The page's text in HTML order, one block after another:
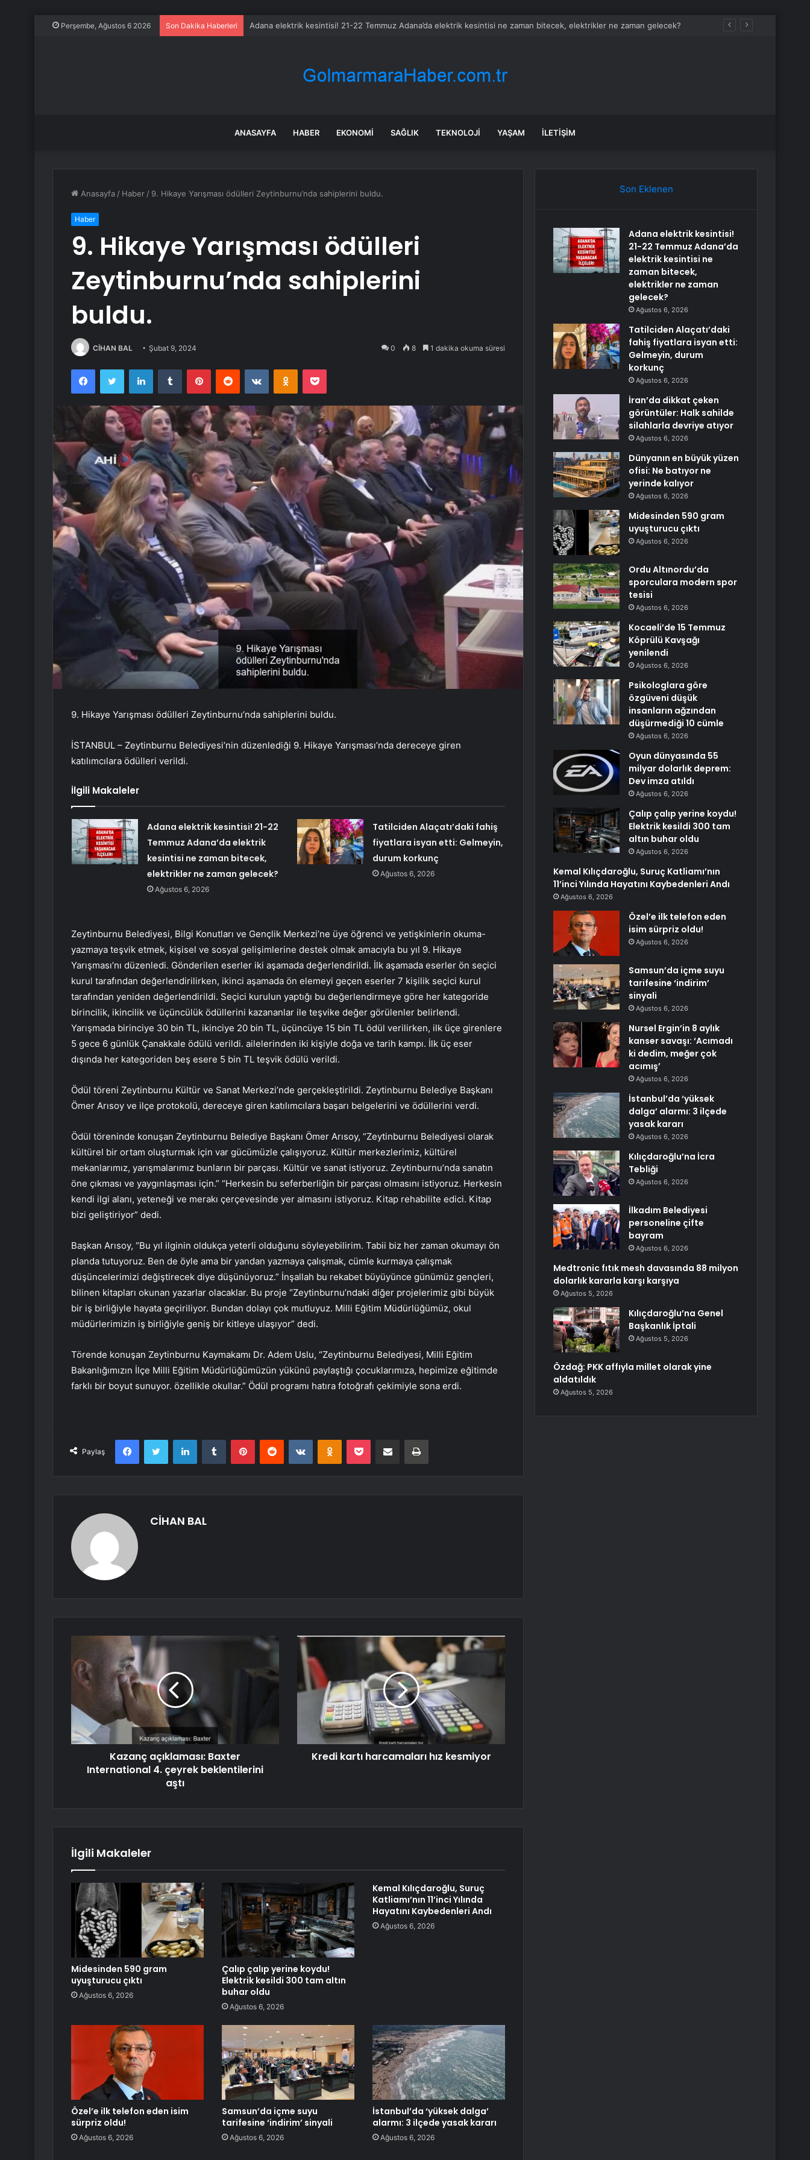
Perşembe, Ağustos 6 2026 Son Dakika Haberleri Adana elektrik kesintisi! 21-22 Temmuz Adana’da elektrik kesintisi ne zaman bitecek, elektrikler ne zaman gelecek?
ANASAYFA HABER EKONOMI SAĞLIK TEKNOLOJI YAŞAM İLETIŞIM
Anasayfa / Haber / 9. Hikaye Yarışması ödülleri Zeytinburnu’nda sahiplerini buldu.
Haber
9. Hikaye Yarışması ödülleri
Zeytinburnu’nda sahiplerini
buldu.
CİHAN BAL Şubat 9, 2024 0 8 1 dakika okuma süresi
FacebookTwitter LinkedInTumblr PinterestReddit VKontakteOdnoklassniki
Pocket
9. Hikaye Yarışması ödülleri Zeytinburnu’nda sahiplerini buldu.
İSTANBUL – Zeytinburnu Belediyesi’nin düzenlediği 9. Hikaye Yarışması’nda dereceye giren
katılımcılara ödülleri verildi.
İlgili Makaleler
Adana elektrik kesintisi! 21-22
Temmuz Adana’da elektrik
kesintisi ne zaman bitecek,
elektrikler ne zaman gelecek?
Ağustos 6, 2026
Tatilciden Alaçatı’daki fahiş
fiyatlara isyan etti: Gelmeyin,
durum korkunç
Ağustos 6, 2026
Zeytinburnu Belediyesi, Bilgi Konutları ve Gençlik Merkezi’ne üye öğrenci ve yetişkinlerin okuma-
yazmaya teşvik etmek, kişisel ve sosyal gelişimlerine destek olmak amacıyla bu yıl 9. Hikaye
Yarışması’nı düzenledi. Gönderilen eserler iki aşamada değerlendirildi. İlk aşamada eserler ön seçici
kurul tarafından değerlendirilirken, ikinci aşamada ön elemeyi geçen eserler 7 kişilik seçici kurul
tarafından yeniden değerlendirildi. Seçici kurulun yaptığı bu değerlendirmeye göre her kategoride
birincilik, ikincilik ve üçüncülük ödüllerini kazananlar ile teşvike değer görülenler belirlendi.
Yarışmada birinciye 30 bin TL, ikinciye 20 bin TL, üçüncüye 15 bin TL ödül verilirken, ilk üçe girenlere
5 gece 6 günlük Çanakkale ödülü verildi. ailelerinden iki kişiyle doğa ve tarih kampı. İlk üç eser
dışında her kategoriden beş esere 5 bin TL teşvik ödülü verildi.
Ödül töreni Zeytinburnu Kültür ve Sanat Merkezi’nde gerçekleştirildi. Zeytinburnu Belediye Başkanı
Ömer Arısoy ve ilçe protokolü, dereceye giren katılımcılara başarı belgelerini ve ödüllerini verdi.
Ödül töreninde konuşan Zeytinburnu Belediye Başkanı Ömer Arısoy, “Zeytinburnu Belediyesi olarak
kültürel bir ortam oluşturmak için var gücümüzle çalışıyoruz. Kültür merkezlerimiz, kültürel
mekanlarımız, yarışmalarımız bunların bir parçası. Kültür ve sanat istiyoruz. Zeytinburnu’nda sanatın
öne çıkması ve yaygınlaşması için.” “Herkesin bu seferberliğin bir parçası olmasını istiyoruz. Herkesin
kendi ilgi alanı, yeteneği ve merakı çerçevesinde yer almasını istiyoruz. Kitap rehabilite edici. Kitap
bizi geliştiriyor” dedi.
Başkan Arısoy, “Bu yıl ilginin oldukça yeterli olduğunu söyleyebilirim. Tabii biz her zaman okumayı ön
planda tutuyoruz. Ben de öyle ama bir yandan yazmaya çalışmak, cümle kurmaya çalışmak
düşüncelerimizi değiştirecek diye düşünüyoruz.” İnşallah bu rekabet büyüyünce günümüz gençleri,
bilinen kitapları okunan yazarlar olacaklar. Bu proje “Zeytinburnu’ndaki diğer projelerimiz gibi büyük
bir iş birliğiyle hayata geçiriliyor. Bundan dolayı çok mutluyuz. Milli Eğitim Müdürlüğümüz, okul
müdürlerimizin iş birliğiyle geniş bir kitleye ulaşıyor” dedi.
Törende konuşan Zeytinburnu Kaymakamı Dr. Adem Uslu, “Zeytinburnu Belediyesi, Milli Eğitim
Bakanlığımızın İlçe Milli Eğitim Müdürlüğümüzün yükünü paylaştığı çocuklarımıza, hepimize eğitimde
farklı bir boyut sunuyor. özellikle okullar.” Ödül programı hatıra fotoğrafı çekimiyle sona erdi.
Paylaş
FacebookTwitter LinkedInTumblr PinterestReddit VKontakteOdnoklassniki
Pocket E-Posta ile paylaş Yazdır
CİHAN BAL
Kazanç açıklaması: Baxter
International 4. çeyrek beklentilerini
aştı
Kredi kartı harcamaları hız kesmiyor
İlgili Makaleler
Midesinden 590 gram
uyuşturucu çıktı
Ağustos 6, 2026
Çalıp çalıp yerine koydu!
Elektrik kesildi 300 tam altın
buhar oldu
Ağustos 6, 2026
Kemal Kılıçdaroğlu, Suruç
Katliamı’nın 11’inci Yılında
Hayatını Kaybedenleri Andı
Ağustos 6, 2026
Özel’e ilk telefon eden isim
sürpriz oldu!
Ağustos 6, 2026
Samsun’da içme suyu
tarifesine ‘indirim’ sinyali
Ağustos 6, 2026
İstanbul’da ‘yüksek dalga’
alarmı: 3 ilçede yasak kararı
Ağustos 6, 2026
Son Eklenen
Adana elektrik kesintisi!
21-22 Temmuz Adana’da
elektrik kesintisi ne
zaman bitecek,
elektrikler ne zaman
gelecek?
Ağustos 6, 2026
Tatilciden Alaçatı’daki
fahiş fiyatlara isyan etti:
Gelmeyin, durum
korkunç
Ağustos 6, 2026
İran’da dikkat çeken
görüntüler: Halk sahilde
silahlarla devriye atıyor
Ağustos 6, 2026
Dünyanın en büyük yüzen
ofisi: Ne batıyor ne
yerinde kalıyor
Ağustos 6, 2026
Midesinden 590 gram
uyuşturucu çıktı
Ağustos 6, 2026
Ordu Altınordu’da
sporculara modern spor
tesisi
Ağustos 6, 2026
Kocaeli’de 15 Temmuz
Köprülü Kavşağı
yenilendi
Ağustos 6, 2026
Psikologlara göre
özgüveni düşük
insanların ağzından
düşürmediği 10 cümle
Ağustos 6, 2026
Oyun dünyasında 55
milyar dolarlık deprem:
Dev imza atıldı
Ağustos 6, 2026
Çalıp çalıp yerine koydu!
Elektrik kesildi 300 tam
altın buhar oldu
Ağustos 6, 2026
Kemal Kılıçdaroğlu, Suruç Katliamı’nın
11’inci Yılında Hayatını Kaybedenleri Andı
Ağustos 6, 2026
Özel’e ilk telefon eden
isim sürpriz oldu!
Ağustos 6, 2026
Samsun’da içme suyu
tarifesine ‘indirim’
sinyali
Ağustos 6, 2026
Nursel Ergin’in 8 aylık
kanser savaşı: ‘Acımadı
ki dedim, meğer çok
acımış’
Ağustos 6, 2026
İstanbul’da ‘yüksek
dalga’ alarmı: 3 ilçede
yasak kararı
Ağustos 6, 2026
Kılıçdaroğlu’na İcra
Tebliği
Ağustos 6, 2026
İlkadım Belediyesi
personeline çifte
bayram
Ağustos 6, 2026
Medtronic fıtık mesh davasında 88 milyon
dolarlık kararla karşı karşıya
Ağustos 5, 2026
Kılıçdaroğlu’na Genel
Başkanlık İptali
Ağustos 5, 2026
Özdağ: PKK affıyla millet olarak yine
aldatıldık
Ağustos 5, 2026